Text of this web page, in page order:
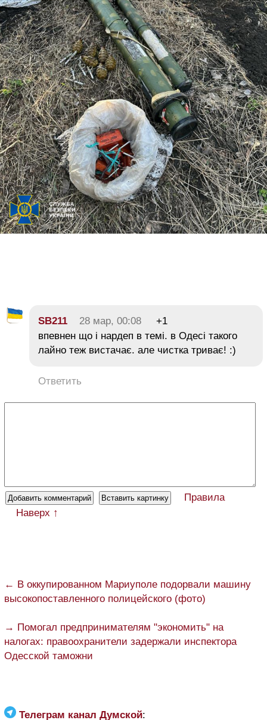
SB211 28 мар, 00:08
+1
впевнен що і нардеп в темі. в Одесі такого
лайно теж вистачає. але чистка триває! :)
Ответить
Правила
Наверх ↑
← В оккупированном Мариуполе подорвали машину
высокопоставленного полицейского (фото)
→ Помогал предпринимателям "экономить" на
налогах: правоохранители задержали инспектора
Одесской таможни
Телеграм канал Думской: